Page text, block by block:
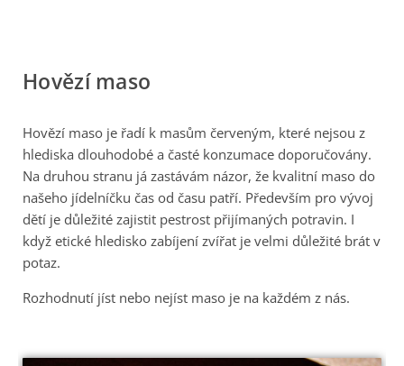
Hovězí maso
Hovězí maso je řadí k masům červeným, které nejsou z
hlediska dlouhodobé a časté konzumace doporučovány.
Na druhou stranu já zastávám názor, že kvalitní maso do
našeho jídelníčku čas od času patří. Především pro vývoj
dětí je důležité zajistit pestrost přijímaných potravin. I
když etické hledisko zabíjení zvířat je velmi důležité brát v
potaz.
Rozhodnutí jíst nebo nejíst maso je na každém z nás.